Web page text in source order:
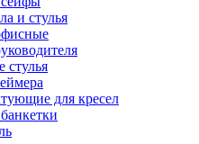
и стулья
для кресел